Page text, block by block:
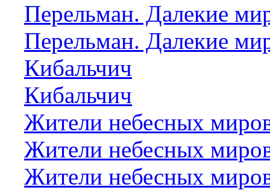
Перельман. Далекие
Перельман. Далекие
Кибальчич
Кибальчич
Жители небесных
Жители небесных
Жители небесных